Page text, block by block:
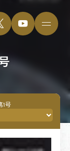
号